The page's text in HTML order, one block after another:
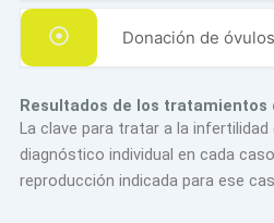
Donación de óvulos
Resultados de los tratamientos
La clave para tratar a la
diagnóstico individual en cada
reproducción indicada para ese